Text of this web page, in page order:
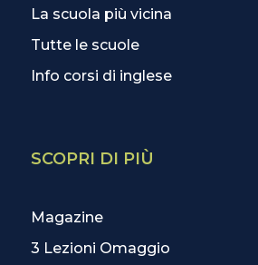
La scuola più vicina
Tutte le scuole
Info corsi di inglese
SCOPRI DI PIÙ
Magazine
3 Lezioni Omaggio